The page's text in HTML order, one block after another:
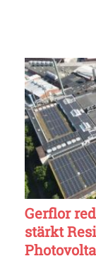
Gerflor
stärkt